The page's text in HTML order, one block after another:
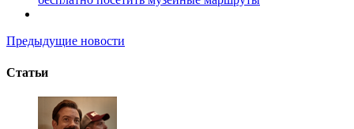
Предыдущие новости
Статьи